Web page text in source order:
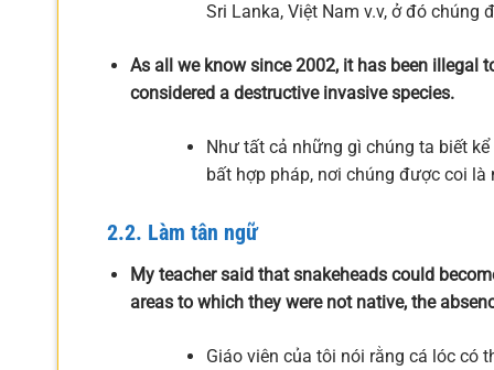
Sri Lanka, Việt Nam v.v, ở đó chúng
As all we know since 2002, it has been illegal
considered a destructive invasive species.
Như tất cả những gì chúng ta biết
bất hợp pháp, nơi chúng được coi
2.2. Làm tân ngữ
My teacher said that snakeheads could
areas to which they were not native, the
Giáo viên của tôi nói rằng cá lóc có